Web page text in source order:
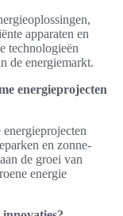
apparaten en
technologieën
de energiemarkt.
energieprojecten
en zonne-
de groei van
energie